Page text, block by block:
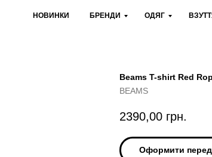
НОВИНКИ БРЕНДИ ОДЯГ
Beams T-shirt Red
BEAMS
2390,00 грн.
Оформити